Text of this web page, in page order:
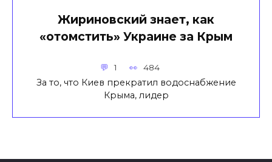
Жириновский знает, как
«отомстить» Украине за Крым
1 484
За то, что Киев прекратил водоснабжение
Крыма, лидер